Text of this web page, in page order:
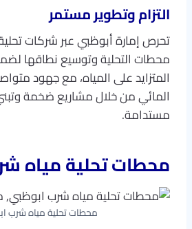
التزام وتطوير مستمر
تحرص إمارة أبوظبي عبر شركات
محطات التحلية وتوسيع نطاقها
المتزايد على المياه، مع جهود
المائي من خلال مشاريع ضخمة
مستدامة.
محطات تحلية مياه
محطات تحلية مياه شرب